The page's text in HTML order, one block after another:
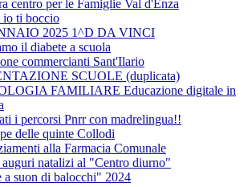
centro per le Famiglie Val d'Enza
io ti boccio
2025 1^D DA VINCI
il diabete a scuola
commercianti Sant'Ilario
SCUOLE (duplicata)
FAMILIARE Educazione digitale in
i percorsi Pnrr con madrelingua!!
delle quinte Collodi
alla Farmacia Comunale
auguri natalizi al "Centro diurno"
a suon di balocchi" 2024